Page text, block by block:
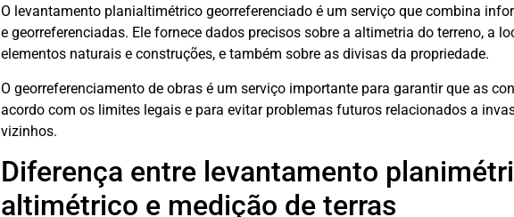
O levantamento planialtimétrico georreferenciado é um serviço que combina
e georreferenciadas. Ele fornece dados precisos sobre a altimetria do terreno, a
elementos naturais e construções, e também sobre as divisas da propriedade.
O georreferenciamento de obras é um serviço importante para garantir que as
acordo com os limites legais e para evitar problemas futuros relacionados a
vizinhos.
Diferença entre levantamento
altimétrico e medição de terras